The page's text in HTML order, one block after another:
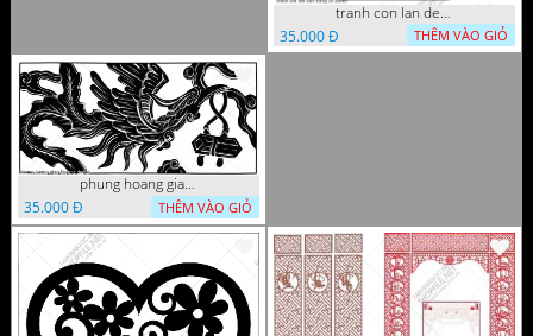
tranh con lan den trang co
35.000 Đ
THÊM VÀO GIỎ
phung hoang giao thu cnc
35.000 Đ
THÊM VÀO GIỎ